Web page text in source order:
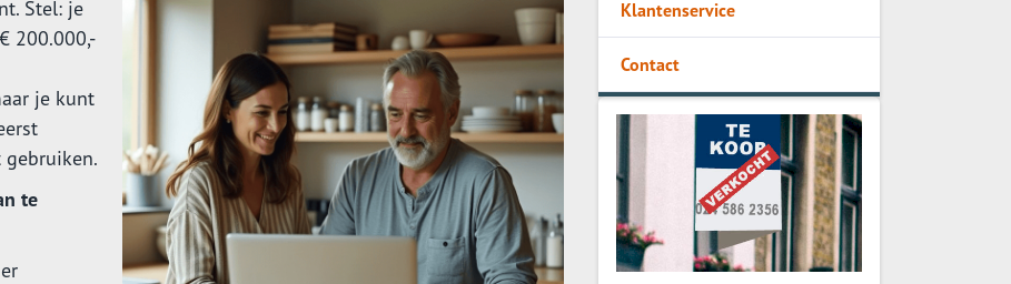
Stel: je
200.000,-
je kunt
te
Klantenservice
Contact